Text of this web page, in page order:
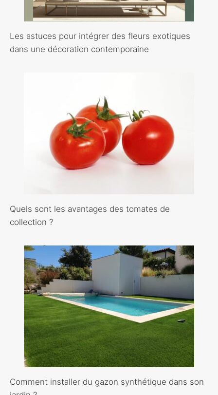
Les astuces pour intégrer des fleurs exotiques
dans une décoration contemporaine
Quels sont les avantages des tomates de
collection ?
Comment installer du gazon synthétique dans son